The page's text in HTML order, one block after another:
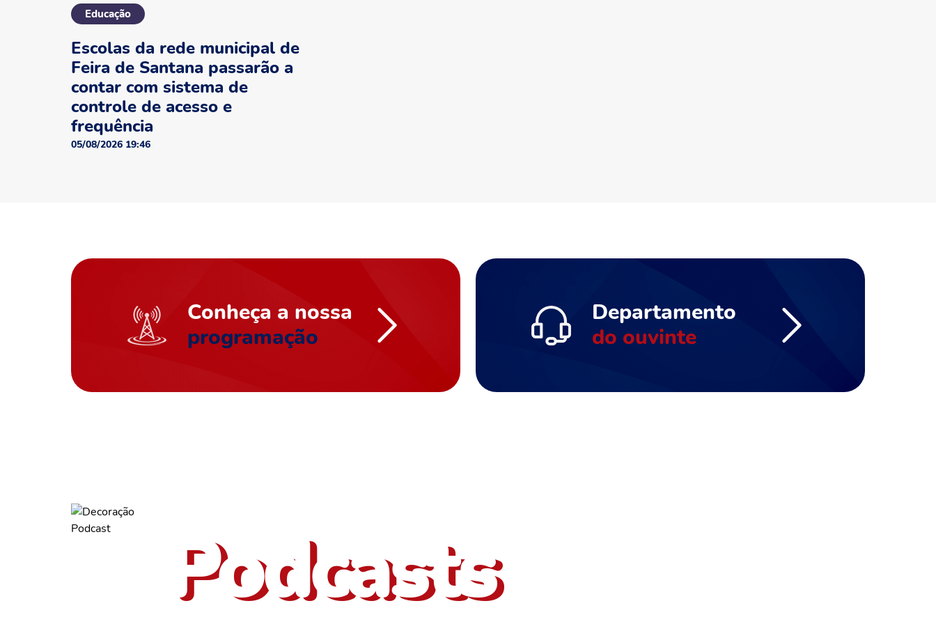
Educação
Escolas da rede municipal de
Feira de Santana passarão a
contar com sistema de
controle de acesso e
frequência
05/08/2026 19:46
Conheça a nossa
programação
Departamento
do ouvinte
Podcasts